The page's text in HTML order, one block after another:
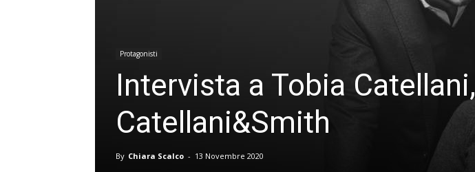
Protagonisti
Intervista a Tobia Catellani,
Catellani&Smith
By Chiara Scalco - 13 Novembre 2020